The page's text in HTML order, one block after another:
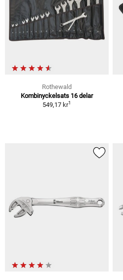
Rothewald
Kombinyckelsats 16 delar
549,17 kr1